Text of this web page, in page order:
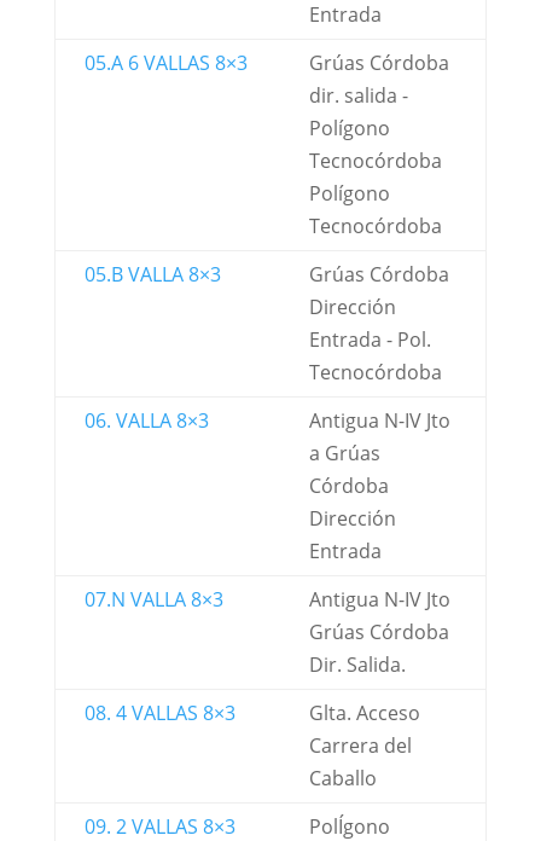
Entrada
05.A 6 VALLAS 8×3
Grúas Córdoba
dir. salida -
Polígono
Tecnocórdoba
Polígono
Tecnocórdoba
05.B VALLA 8×3
Grúas Córdoba
Dirección
Entrada - Pol.
Tecnocórdoba
06. VALLA 8×3
Antigua N-IV Jto
a Grúas
Córdoba
Dirección
Entrada
07.N VALLA 8×3
Antigua N-IV Jto
Grúas Córdoba
Dir. Salida.
08. 4 VALLAS 8×3
Glta. Acceso
Carrera del
Caballo
09. 2 VALLAS 8×3
PolÍgono